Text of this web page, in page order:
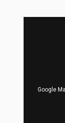
Google